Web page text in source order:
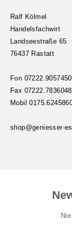
Ralf Kölmel
Handelsfachwirt
Landseestraße 65
76437 Rastatt
Fon 07222.9057450
Fax 07222.7836048
Mobil
shop@geniesser-